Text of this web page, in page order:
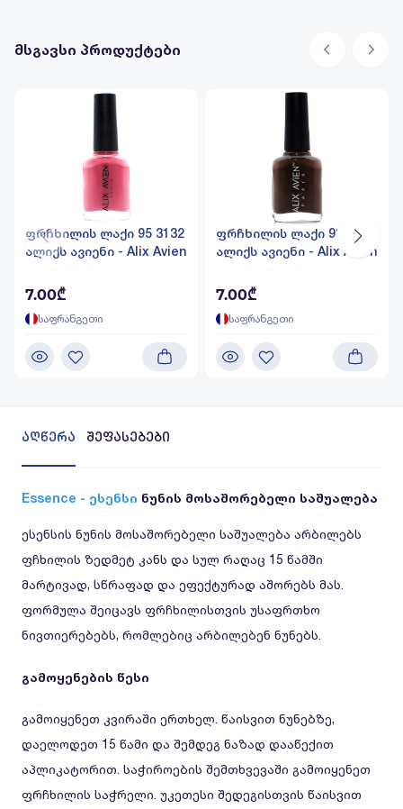
მსგავსი პროდუქტები
ფრჩხილის ლაქი 95 3132
ალიქს ავიენი - Alix Avien
7.00₾
საფრანგეთი
ფრჩხილის ლაქი 91 3095
ალიქს ავიენი - Alix Avien
7.00₾
საფრანგეთი
აღწერა შეფასებები
Essence - ესენსი ნუნის მოსაშორებელი საშუალება
ესენსის ნუნის მოსაშორებელი საშუალება არბილებს
ფჩხილის ზედმეტ კანს და სულ რაღაც 15 წამში
მარტივად, სწრაფად და ეფექტურად აშორებს მას.
ფორმულა შეიცავს ფრჩხილისთვის უსაფრთხო
ნივთიერებებს, რომლებიც არბილებენ ნუნებს.
გამოყენების წესი
გამოიყენეთ კვირაში ერთხელ. წაისვით ნუნებზე,
დაელოდეთ 15 წამი და შემდეგ ნაზად დააწექით
აპლიკატორით. საჭიროების შემთხვევაში გამოიყენეთ
ფრჩხილის საჭრელი. უკეთესი შედეგისთვის წაისვით